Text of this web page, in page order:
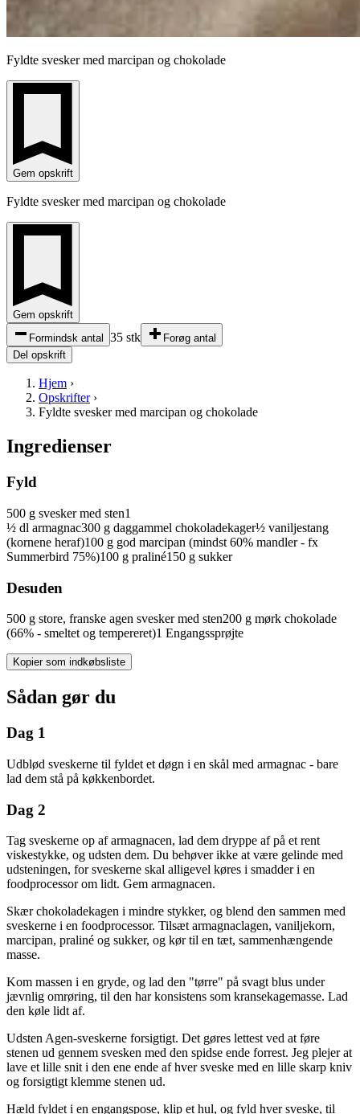
Fyldte svesker med marcipan og chokolade
Gem opskrift
Fyldte svesker med marcipan og chokolade
Gem opskrift
Formindsk antal
35 stk
Forøg antal
Del opskrift
Hjem ›
Opskrifter›
Fyldte svesker med marcipan og chokolade
Ingredienser
Fyld
500 g svesker med sten1
½ dl armagnac300 g daggammel chokoladekager½ vaniljestang
(kornene heraf)100 g god marcipan (mindst 60% mandler - fx
Summerbird 75%)100 g praliné150 g sukker
Desuden
500 g store, franske agen svesker med sten200 g mørk chokolade
(66% - smeltet og tempereret)1 Engangssprøjte
Kopier som indkøbsliste
Sådan gør du
Dag 1
Udblød sveskerne til fyldet et døgn i en skål med armagnac - bare
lad dem stå på køkkenbordet.
Dag 2
Tag sveskerne op af armagnacen, lad dem dryppe af på et rent
viskestykke, og udsten dem. Du behøver ikke at være gelinde med
udsteningen, for sveskerne skal alligevel køres i smadder i en
foodprocessor om lidt. Gem armagnacen.
Skær chokoladekagen i mindre stykker, og blend den sammen med
sveskerne i en foodprocessor. Tilsæt armagnaclagen, vaniljekorn,
marcipan, praliné og sukker, og kør til en tæt, sammenhængende
masse.
Kom massen i en gryde, og lad den "tørre" på svagt blus under
jævnlig omrøring, til den har konsistens som kransekagemasse. Lad
den køle lidt af.
Udsten Agen-sveskerne forsigtigt. Det gøres lettest ved at føre
stenen ud gennem svesken med den spidse ende forrest. Jeg plejer at
lave et lille snit i den ene ende af hver sveske med en lille skarp kniv
og forsigtigt klemme stenen ud.
Hæld fyldet i en engangspose, klip et hul, og fyld hver sveske, til